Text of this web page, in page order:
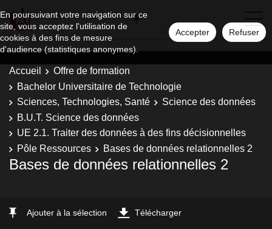
En poursuivant votre navigation sur ce
site, vous acceptez l'utilisation de
cookies à des fins de mesure
d'audience (statistiques anonymes).
Accepter Refuser
Accueil
Offre de formation
Bachelor Universitaire de Technologie
Sciences, Technologies, Santé
Science des données
B.U.T. Science des données
UE 2.1. Traiter des données à des fins décisionnelles
Pôle Ressources
Bases de données relationnelles 2
Bases de données relationnelles 2
Ajouter à la sélection Télécharger